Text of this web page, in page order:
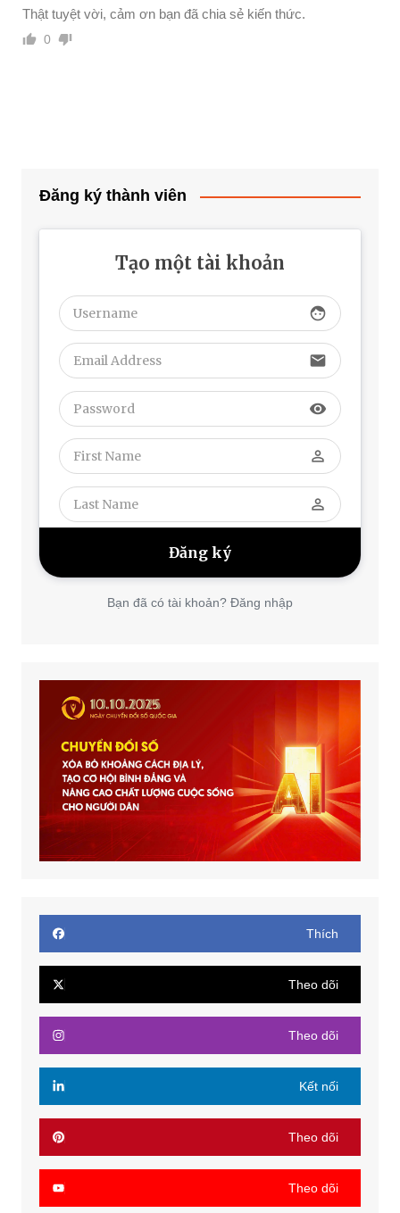
Thật tuyệt vời, cảm ơn bạn đã chia sẻ kiến thức.
0
Đăng ký thành viên
Tạo một tài khoản
face
email
visibility
perm_identity
perm_identity
Bạn đã có tài khoản? Đăng nhập
Thích
Theo dõi
Theo dõi
Kết nối
Theo dõi
Theo dõi